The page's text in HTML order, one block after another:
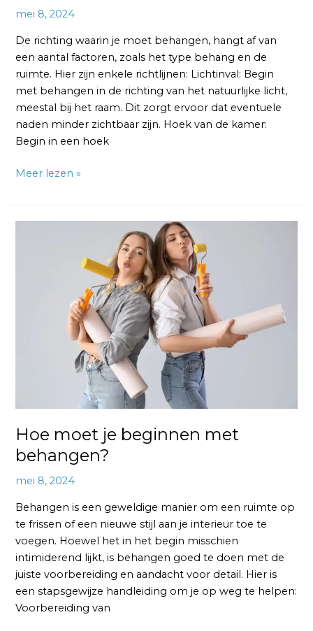
mei 8, 2024
De richting waarin je moet behangen, hangt af van
een aantal factoren, zoals het type behang en de
ruimte. Hier zijn enkele richtlijnen: Lichtinval: Begin
met behangen in de richting van het natuurlijke licht,
meestal bij het raam. Dit zorgt ervoor dat eventuele
naden minder zichtbaar zijn. Hoek van de kamer:
Begin in een hoek
Meer lezen »
Hoe moet je beginnen met
behangen?
mei 8, 2024
Behangen is een geweldige manier om een ruimte op
te frissen of een nieuwe stijl aan je interieur toe te
voegen. Hoewel het in het begin misschien
intimiderend lijkt, is behangen goed te doen met de
juiste voorbereiding en aandacht voor detail. Hier is
een stapsgewijze handleiding om je op weg te helpen:
Voorbereiding van
behangen?